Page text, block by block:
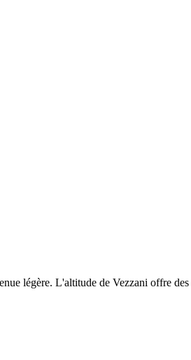
légère. L'altitude de Vezzani offre